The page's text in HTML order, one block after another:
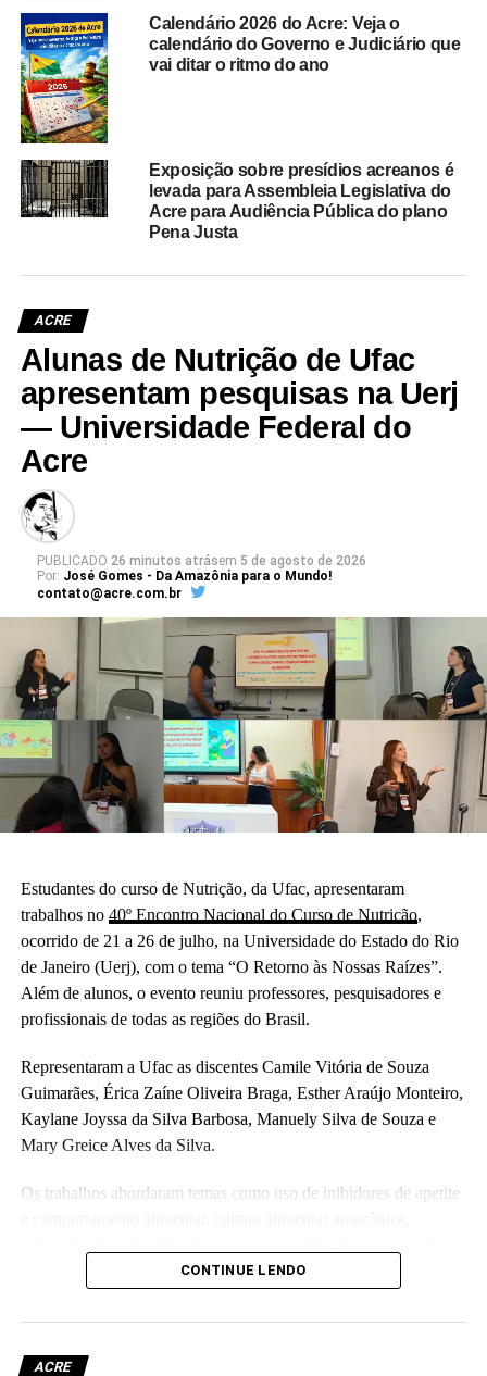
Calendário 2026 do Acre: Veja o
calendário do Governo e Judiciário que
vai ditar o ritmo do ano
Exposição sobre presídios acreanos é
levada para Assembleia Legislativa do
Acre para Audiência Pública do plano
Pena Justa
ACRE
Alunas de Nutrição de Ufac
apresentam pesquisas na Uerj
— Universidade Federal do
Acre
PUBLICADO 26 minutos atrásem 5 de agosto de 2026
Por: José Gomes - Da Amazônia para o Mundo!
contato@acre.com.br
Estudantes do curso de Nutrição, da Ufac, apresentaram
trabalhos no 40º Encontro Nacional do Curso de Nutrição,
ocorrido de 21 a 26 de julho, na Universidade do Estado do Rio
de Janeiro (Uerj), com o tema “O Retorno às Nossas Raízes”.
Além de alunos, o evento reuniu professores, pesquisadores e
profissionais de todas as regiões do Brasil.
Representaram a Ufac as discentes Camile Vitória de Souza
Guimarães, Érica Zaíne Oliveira Braga, Esther Araújo Monteiro,
Kaylane Joyssa da Silva Barbosa, Manuely Silva de Souza e
Mary Greice Alves da Silva.
Os trabalhos abordaram temas como uso de inibidores de apetite
nutrição comportamental e exercício intuitivo no tratamento de
promoção da segurança alimentar e nutricional.
As pesquisas foram desenvolvidas de forma conjunta no âmbito
CONTINUE LENDO
ACRE